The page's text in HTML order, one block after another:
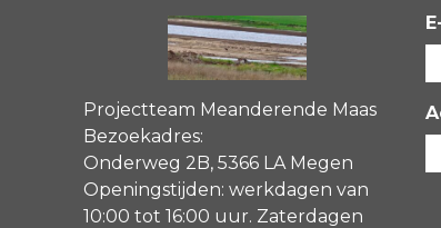
Projectteam Meanderende Maas
Bezoekadres:
Onderweg 2B, 5366 LA Megen
Openingstijden: werkdagen van
10:00 tot 16:00 uur. Zaterdagen